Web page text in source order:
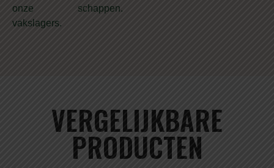
onze
vakslagers.
schappen.
VERGELIJKBARE
PRODUCTEN